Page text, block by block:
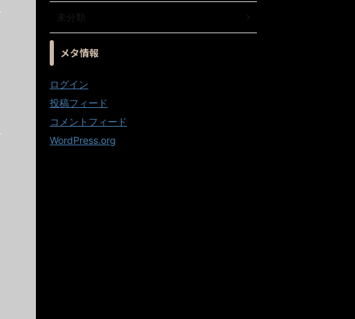
未分類
メタ情報
ログイン
投稿フィード
コメントフィード
WordPress.org